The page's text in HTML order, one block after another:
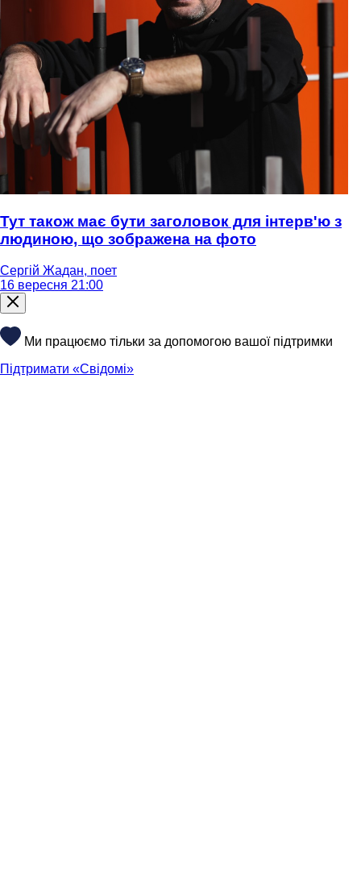
Тут також має бути заголовок для інтерв'ю з
людиною, що зображена на фото
Сергій Жадан, поет
16 вересня 21:00
Ми працюємо тільки за допомогою вашої підтримки
Підтримати «Свідомі»